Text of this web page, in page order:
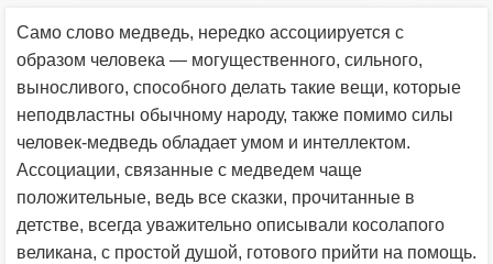
Само слово медведь, нередко ассоциируется с
образом человека — могущественного, сильного,
выносливого, способного делать такие вещи, которые
неподвластны обычному народу, также помимо силы
человек-медведь обладает умом и интеллектом.
Ассоциации, связанные с медведем чаще
положительные, ведь все сказки, прочитанные в
детстве, всегда уважительно описывали косолапого
великана, с простой душой, готового прийти на помощь.